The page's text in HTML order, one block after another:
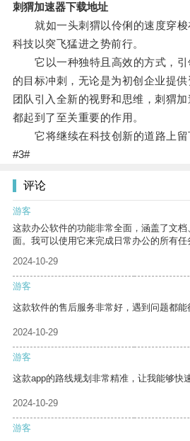
刺猬加速器下载地址
就如一头刺猬以伶俐的速度穿梭
科技以突飞猛进之势前行。
它以一种独特且高效的方式，引
的目标冲刺，无论是为初创企业提
团队引入全新的视野和思维，刺猬
都起到了至关重要的作用。
它将继续在科技创新的道路上留
#3#
评论
游客
这款办公软件的功能非常全面，涵盖了文
面。我可以使用它来完成日常办公的所有任
2024-10-29
游客
这款软件的售后服务非常好，遇到问题都能
2024-10-29
游客
这款app的路线规划非常精准，让我能够快
2024-10-29
游客